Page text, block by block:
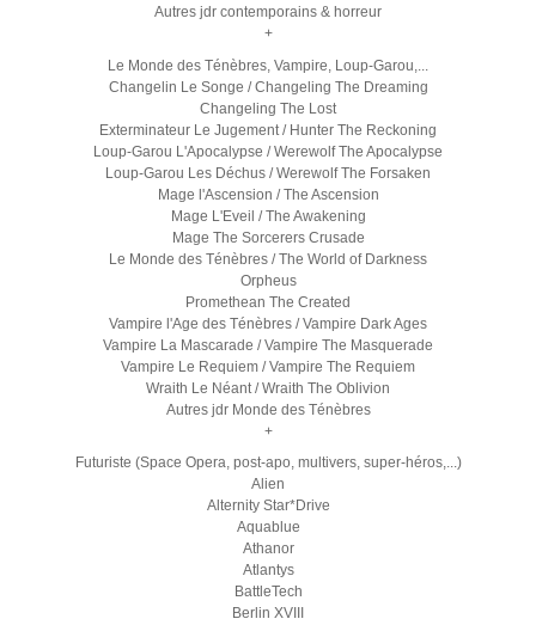
Autres jdr contemporains & horreur
+
Le Monde des Ténèbres, Vampire, Loup-Garou,...
Changelin Le Songe / Changeling The Dreaming
Changeling The Lost
Exterminateur Le Jugement / Hunter The Reckoning
Loup-Garou L'Apocalypse / Werewolf The Apocalypse
Loup-Garou Les Déchus / Werewolf The Forsaken
Mage l'Ascension / The Ascension
Mage L'Eveil / The Awakening
Mage The Sorcerers Crusade
Le Monde des Ténèbres / The World of Darkness
Orpheus
Promethean The Created
Vampire l'Age des Ténèbres / Vampire Dark Ages
Vampire La Mascarade / Vampire The Masquerade
Vampire Le Requiem / Vampire The Requiem
Wraith Le Néant / Wraith The Oblivion
Autres jdr Monde des Ténèbres
+
Futuriste (Space Opera, post-apo, multivers, super-héros,...)
Alien
Alternity Star*Drive
Aquablue
Athanor
Atlantys
BattleTech
Berlin XVIII